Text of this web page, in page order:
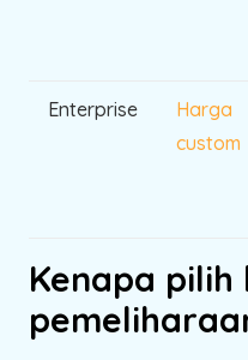
Enterprise
Harga
custom
Kenapa pilih